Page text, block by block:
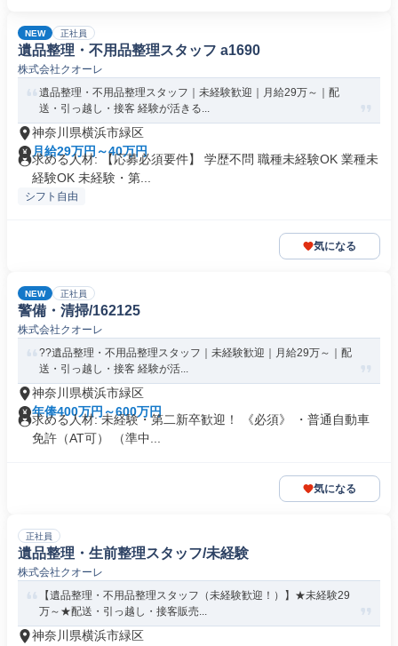
NEW 正社員
遺品整理・不用品整理スタッフ a1690
株式会社クオーレ
遺品整理・不用品整理スタッフ｜未経験歓迎｜月給29万～｜配
送・引っ越し・接客 経験が活きる...
神奈川県横浜市緑区
月給29万円～40万円
求める人材: 【応募必須要件】 学歴不問 職種未経験OK 業種未
経験OK 未経験・第...
シフト自由
気になる
NEW 正社員
警備・清掃/162125
株式会社クオーレ
??遺品整理・不用品整理スタッフ｜未経験歓迎｜月給29万～｜配
送・引っ越し・接客 経験が活...
神奈川県横浜市緑区
年俸400万円～600万円
求める人材: 未経験・第二新卒歓迎！ 《必須》 ・普通自動車
免許（AT可） （準中...
気になる
正社員
遺品整理・生前整理スタッフ/未経験
株式会社クオーレ
【遺品整理・不用品整理スタッフ（未経験歓迎！）】★未経験29
万～★配送・引っ越し・接客販売...
神奈川県横浜市緑区